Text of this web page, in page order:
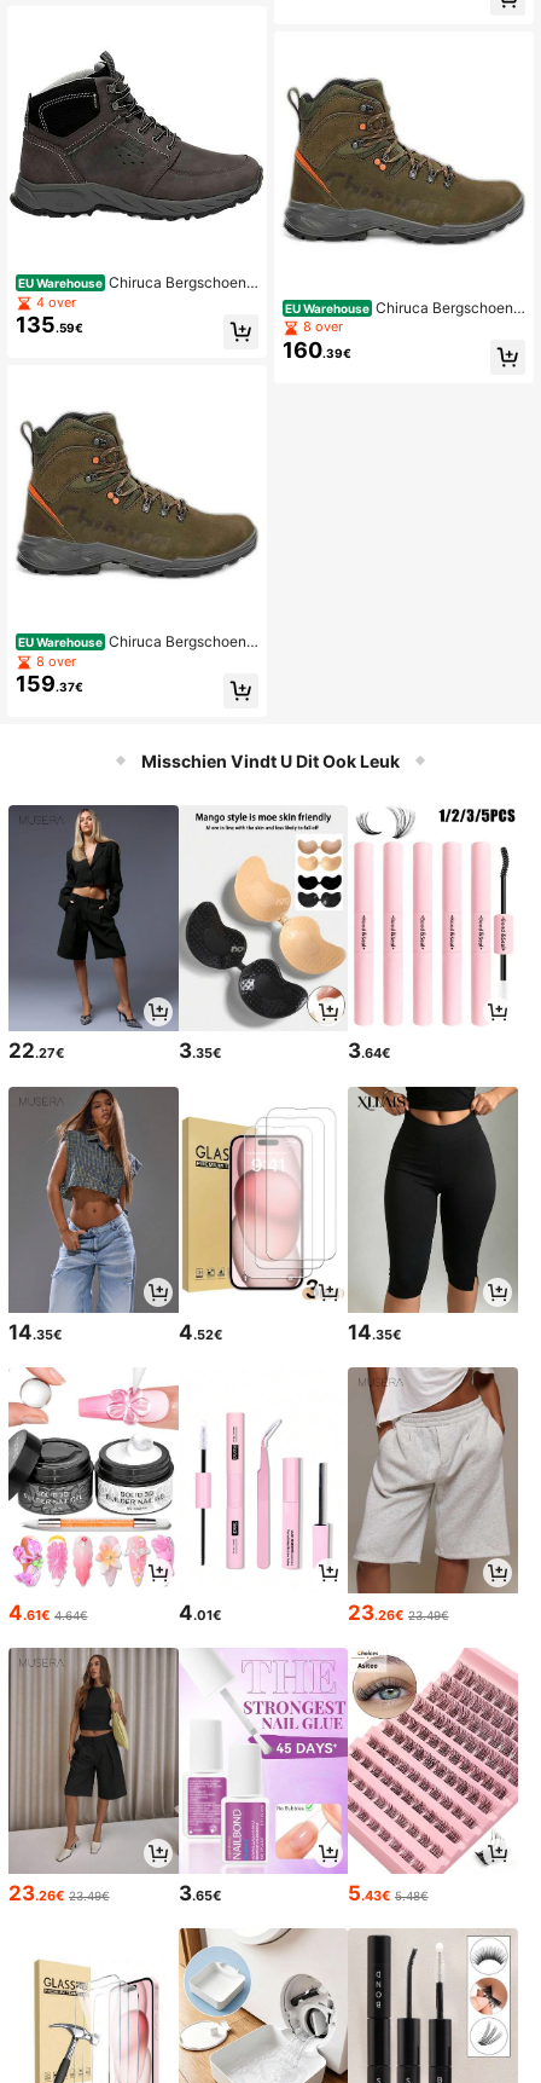
EU Warehouse Chiruca Bergschoene
n 4484703 voor man en vrouw in kl
eur Bruin
4 over
135.59€
EU Warehouse Chiruca Bergschoene
n 4336301 voor man en vrouw in kl
eur Groen
8 over
159.37€
EU Warehouse Chiruca Bergschoene
n 4336301 voor man en vrouw in kl
eur Groen
8 over
160.39€
Misschien Vindt U Dit Ook Leuk
22.27€ 3.35€ 3.64€
14.35€ 4.52€ 14.35€
4.61€ 4.64€ 4.01€ 23.26€ 23.49€
23.26€ 23.49€ 3.65€ 5.43€ 5.48€